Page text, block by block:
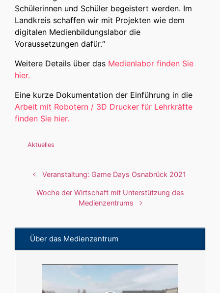
Schülerinnen und Schüler begeistert werden. Im
Landkreis schaffen wir mit Projekten wie dem
digitalen Medienbildungslabor die
Voraussetzungen dafür.“
Weitere Details über das Medienlabor finden Sie
hier.
Eine kurze Dokumentation der Einführung in die
Arbeit mit Robotern / 3D Drucker für Lehrkräfte
finden Sie hier.
Aktuelles
Veranstaltung: Game Days Osnabrück 2021
Woche der Wirtschaft mit Unterstützung des
Medienzentrums
Über das Medienzentrum